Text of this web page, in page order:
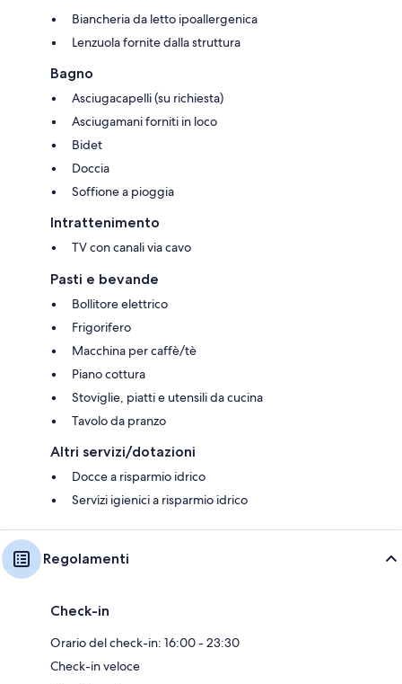
Biancheria da letto ipoallergenica
Lenzuola fornite dalla struttura
Bagno
Asciugacapelli (su richiesta)
Asciugamani forniti in loco
Bidet
Doccia
Soffione a pioggia
Intrattenimento
TV con canali via cavo
Pasti e bevande
Bollitore elettrico
Frigorifero
Macchina per caffè/tè
Piano cottura
Stoviglie, piatti e utensili da cucina
Tavolo da pranzo
Altri servizi/dotazioni
Docce a risparmio idrico
Servizi igienici a risparmio idrico
Regolamenti
Check-in
Orario del check-in: 16:00 - 23:30
Check-in veloce